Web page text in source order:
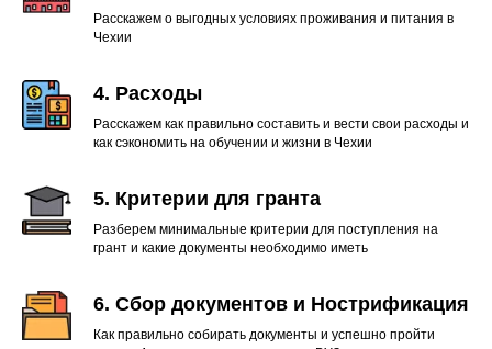
Расскажем о выгодных условиях проживания и питания в
Чехии
4. Расходы
Расскажем как правильно составить и вести свои расходы и
как сэкономить на обучении и жизни в Чехии
5. Критерии для гранта
Разберем минимальные критерии для поступления на
грант и какие документы необходимо иметь
6. Сбор документов и Нострификация
Как правильно собирать документы и успешно пройти